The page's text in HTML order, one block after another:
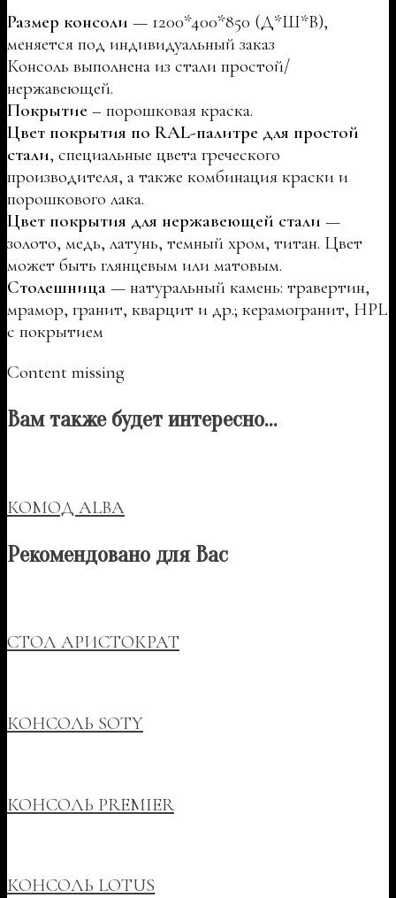
Размер консоли — 1200*400*850 (Д*Ш*В),
меняется под индивидуальный заказ
Консоль выполнена из стали простой/
нержавеющей.
Покрытие – порошковая краска.
Цвет покрытия по RAL-палитре для простой
стали, специальные цвета греческого
производителя, а также комбинация краски и
порошкового лака.
Цвет покрытия для нержавеющей стали —
золото, медь, латунь, темный хром, титан. Цвет
может быть глянцевым или матовым.
Столешница — натуральный камень: травертин,
мрамор, гранит, кварцит и др.; керамогранит, HPL
с покрытием
Content missing
Вам также будет интересно…
КОМОД ALBA
Рекомендовано для Вас
СТОЛ АРИСТОКРАТ
КОНСОЛЬ SOTY
КОНСОЛЬ PREMIER
КОНСОЛЬ LOTUS